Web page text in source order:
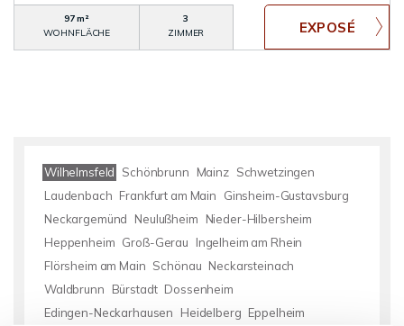
97 m²
WOHNFLÄCHE
3
ZIMMER
Wilhelmsfeld Schönbrunn Mainz Schwetzingen
Laudenbach Frankfurt am Main
Ginsheim-Gustavsburg
Neckargemünd
Neulußheim
Nieder-Hilbersheim
Heppenheim Groß-Gerau
Ingelheim am Rhein
Flörsheim am Main Schönau Neckarsteinach
Waldbrunn
Bürstadt Dossenheim
Edingen-Neckarhausen
Heidelberg Eppelheim